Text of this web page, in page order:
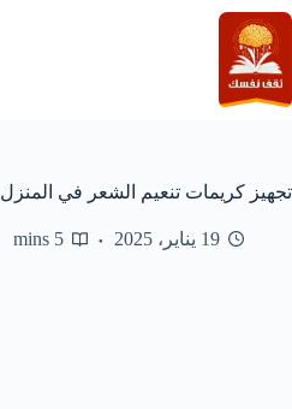
التجاوز
إلى
المحتوى
تجهيز كريمات تنعيم الشعر في المنزل
19 يناير، 2025 5 mins